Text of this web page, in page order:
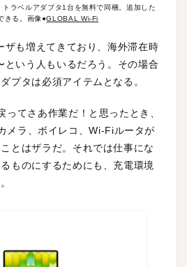
ラベルアダプタ1台を無料で同梱。追加した
きる。画像●GLOBAL Wi-Fi
ザも増えてきており、海外滞在時
という人もいるだろう。その場合
プタは必須アイテムとなる。
ってさあ作業だ！と思ったとき、
メラ、ボイレコ、Wi-Fiルータが
とはザラだ。それでは仕事にな
ものにするためにも、充電環境